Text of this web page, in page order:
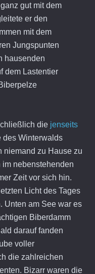
gut mit dem
er den
mit dem
Jungspunten
hausenden
dem Lastentier
die jenseits
des Winterwalds
niemand zu Hause zu
nebenstehenden
Zeit vor sich hin.
Licht des Tages
Unten am See war es
Biberdamm
darauf fanden
voller
die zahlreichen
Bizarr waren die